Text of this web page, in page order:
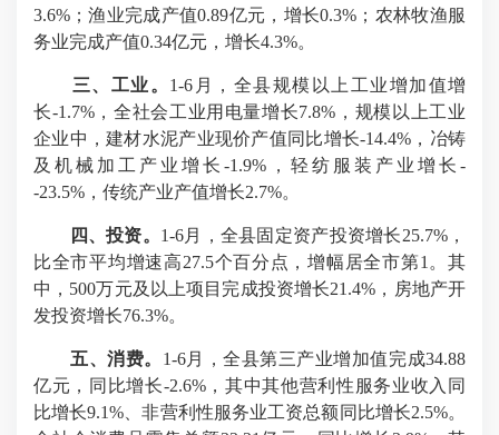
3.6%；渔业完成产值0.89亿元，增长0.3%；农林牧渔服
务业完成产值0.34亿元，增长4.3%。
三、工业。 1-6月，全县规模以上工业增加值增
长-1.7%，全社会工业用电量增长7.8%，规模以上工业
企业中，建材水泥产业现价产值同比增长-14.4%，冶铸
及机械加工产业增长-1.9%，轻纺服装产业增长-
-23.5%，传统产业产值增长2.7%。
四、投资。 1-6月，全县固定资产投资增长25.7%，
比全市平均增速高27.5个百分点，增幅居全市第1。其
中，500万元及以上项目完成投资增长21.4%，房地产开
发投资增长76.3%。
五、消费。 1-6月，全县第三产业增加值完成34.88
亿元，同比增长-2.6%，其中其他营利性服务业收入同
比增长9.1%、非营利性服务业工资总额同比增长2.5%。